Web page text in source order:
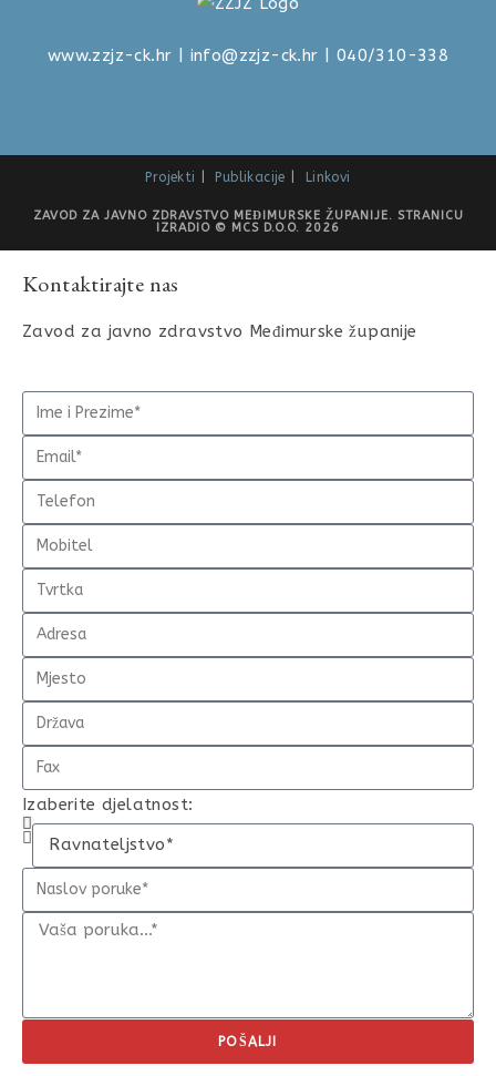
www.zzjz-ck.hr info@zzjz-ck.hr | 040/310-338
Projekti Publikacije Linkovi
ZAVOD ZA JAVNO ZDRAVSTVO MEĐIMURSKE ŽUPANIJE. STRANICU
IZRADIO © MCS D.O.O. 2026
Kontaktirajte nas
Zavod za javno zdravstvo Međimurske županije
Izaberite djelatnost:
POŠALJI